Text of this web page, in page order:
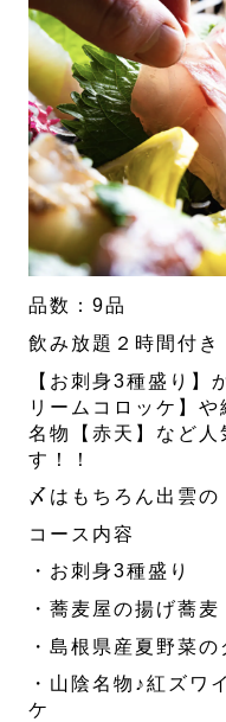
品数：9品
飲み放題２時間付き
【お刺身3種盛り】
リームコロッケ】
名物【赤天】など人
す！！
〆はもちろん出雲の
コース内容
・お刺身3種盛り
・蕎麦屋の揚げ蕎麦
・島根県産夏野菜
・山陰名物♪紅ズワ
ケ